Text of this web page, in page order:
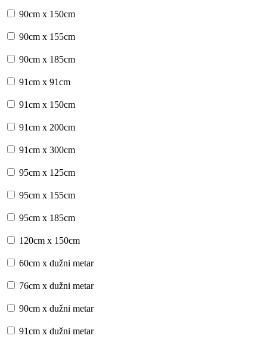
90cm x 150cm
90cm x 155cm
90cm x 185cm
91cm x 91cm
91cm x 150cm
91cm x 200cm
91cm x 300cm
95cm x 125cm
95cm x 155cm
95cm x 185cm
120cm x 150cm
60cm x dužni metar
76cm x dužni metar
90cm x dužni metar
91cm x dužni metar